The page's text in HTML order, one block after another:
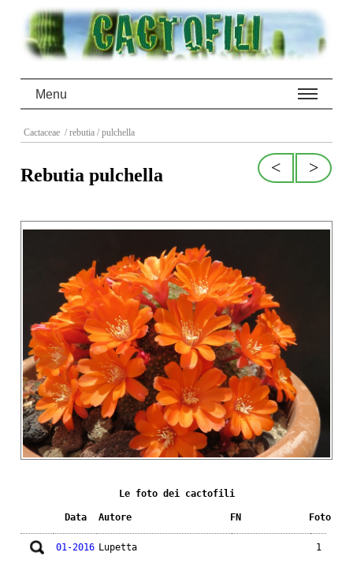
Menu
Cactaceae / rebutia / pulchella
>
<
Rebutia pulchella
Le foto dei cactofili
Data Autore FN Foto
01-2016 Lupetta 1